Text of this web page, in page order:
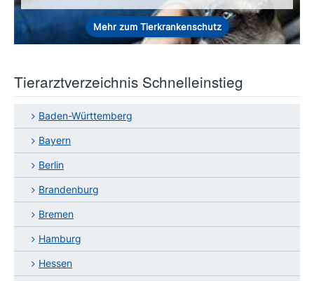
Mehr zum Tierkrankenschutz
Tierarztverzeichnis Schnelleinstieg
Baden-Württemberg
Bayern
Berlin
Brandenburg
Bremen
Hamburg
Hessen